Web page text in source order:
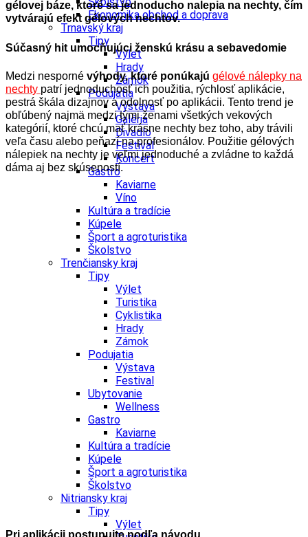
Ekonomika obchod a doprava
Trnavský kraj
Tipy
Výlet
Hrady
Zámok
Podujatia
Výstava
Galéria
Divadlo
Festival
Koncert
Gastro
Kaviarne
Víno
Kultúra a tradície
Kúpele
Šport a agroturistika
Školstvo
Trenčiansky kraj
Tipy
Výlet
Turistika
Cyklistika
Hrady
Zámok
Podujatia
Výstava
Festival
Ubytovanie
Wellness
Gastro
Kaviarne
Kultúra a tradície
Kúpele
Šport a agroturistika
Školstvo
Nitriansky kraj
Tipy
Výlet
gélovej báze, ktoré sa jednoducho nalepia na nechty, čím
vytvárajú efekt gélových nechtov.
Súčasný hit umocňujúci ženskú krásu a sebavedomie
Medzi nesporné výhody, ktoré ponúkajú gélové nálepky na
nechty patrí jednoduchosť ich použitia, rýchlosť aplikácie,
pestrá škála dizajnov a odolnosť po aplikácii. Tento trend je
obľúbený najmä medzi tými ženami všetkých vekových
kategórií, ktoré chcú mať krásne nechty bez toho, aby trávili
veľa času alebo peňazí na profesionálov. Použitie gélových
nálepiek na nechty je veľmi jednoduché a zvládne to každá
dáma aj bez skúseností.
Pri aplikácii postupujte podľa návodu